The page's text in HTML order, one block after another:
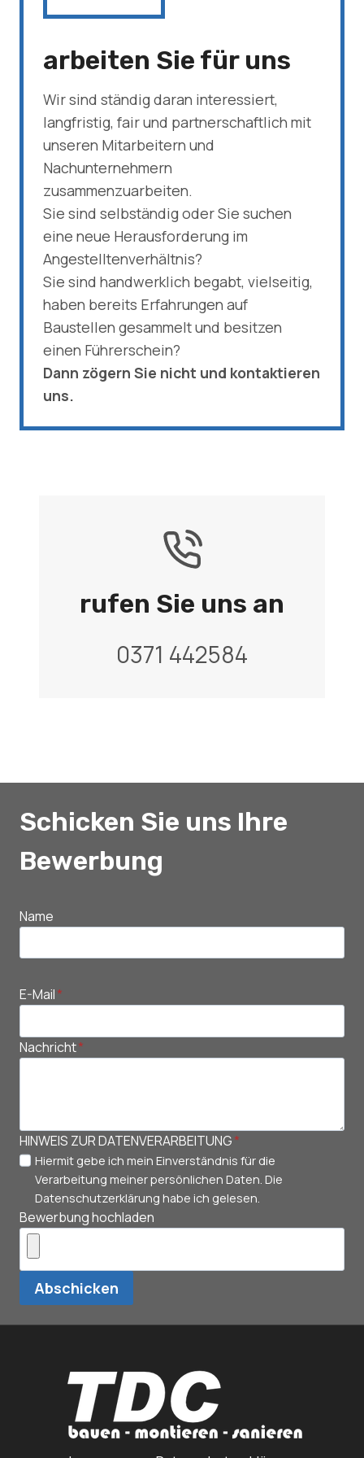
arbeiten Sie für uns
Wir sind ständig daran interessiert,
langfristig, fair und partnerschaftlich mit
unseren Mitarbeitern und
Nachunternehmern
zusammenzuarbeiten.
Sie sind selbständig oder Sie suchen
eine neue Herausforderung im
Angestelltenverhältnis?
Sie sind handwerklich begabt, vielseitig,
haben bereits Erfahrungen auf
Baustellen gesammelt und besitzen
einen Führerschein?
Dann zögern Sie nicht und kontaktieren
uns.
rufen Sie uns an
0371 442584
Schicken Sie uns Ihre
Bewerbung
Name
E-Mail*
Nachricht*
HINWEIS ZUR DATENVERARBEITUNG*
Hiermit gebe ich mein Einverständnis für die
Verarbeitung meiner persönlichen Daten. Die
Datenschutzerklärung habe ich gelesen.
Bewerbung hochladen
Abschicken